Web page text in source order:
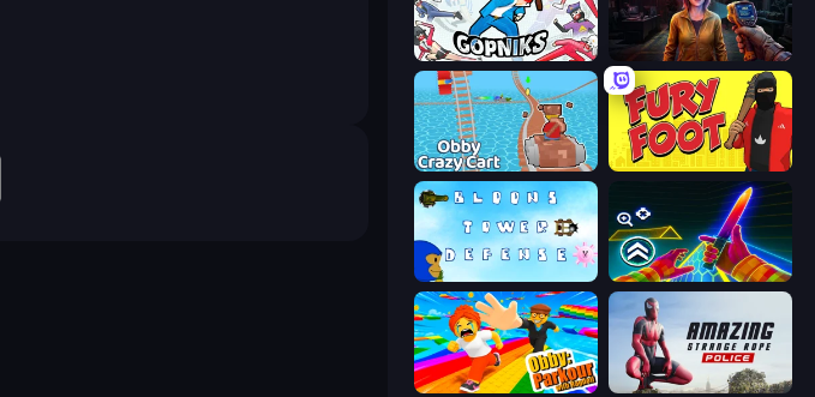
Funny City: Gopniks Survival Zone Zombie Outbreak
Obby: Crazy Cart Fury Foot
Surf GO Parkour
Obby: Parkour with Ragdoll Amazing Strange Rope Police